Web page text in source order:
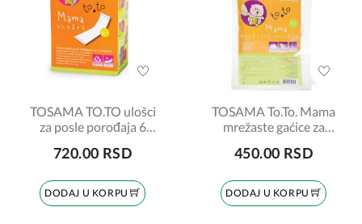
TOSAMA TO.TO ulošci
za posle porođaja 6
720.00 RSD
DODAJ U KORPU
TOSAMA To.To. Mama
mrežaste gaćice za
450.00 RSD
DODAJ U KORPU